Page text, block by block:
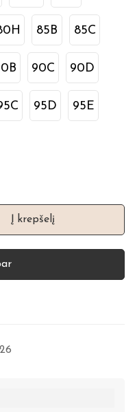
85B 85C
90C 90D
95D 95E
Į krepšelį